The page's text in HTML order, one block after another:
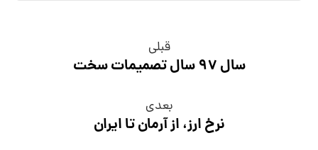
قبلی
سال ۹۷ سال تصمیمات سخت
بعدی
نرخ ارز، از آرمان تا ایران